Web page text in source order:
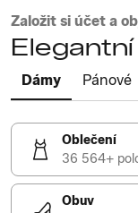
Založit si účet a
Dámy Pánové
Oblečení
36 564+
Obuv